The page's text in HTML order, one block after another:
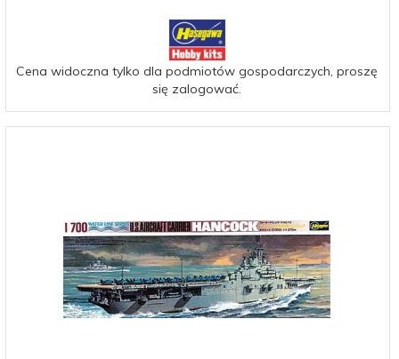
Cena widoczna tylko dla podmiotów gospodarczych, proszę
się zalogować.